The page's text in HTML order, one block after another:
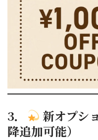
3．
新オプシ
降追加可能）